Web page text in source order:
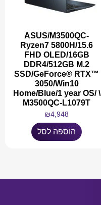
ASUS/M3500QC-
Ryzen7 5800H/15.6
FHD OLED/16GB
DDR4/512GB M.2
SSD/GeForce® RTX™
3050/Win10
Home/Blue/1 year OS/ \
M3500QC-L1079T
₪4,948
הוספה לסל